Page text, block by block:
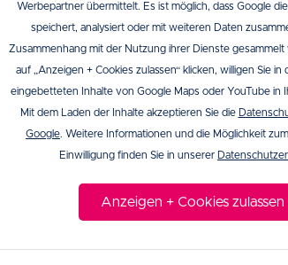
Werbepartner übermittelt. Es ist möglich, dass Google
speichert, analysiert oder mit weiteren Daten
Zusammenhang mit der Nutzung ihrer Dienste
auf „Anzeigen + Cookies zulassen“ klicken, willigen Sie in
eingebetteten Inhalte von Google Maps oder YouTube in
Mit dem Laden der Inhalte akzeptieren Sie die
Google. Weitere Informationen und die Möglichkeit
Einwilligung finden Sie in unserer
Anzeigen + Cookies zulassen